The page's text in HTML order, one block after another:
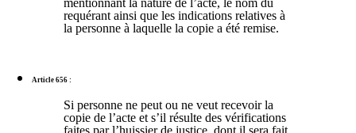
mentionnant la nature de l’acte, le nom du
requérant ainsi que les indications relatives à
la personne à laquelle la copie a été remise.
Article 656 :
Si personne ne peut ou ne veut recevoir la
copie de l’acte et s’il résulte des vérifications
faites par l’huissier de justice, dont il sera fait